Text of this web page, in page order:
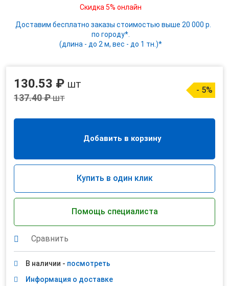
Скидка 5% онлайн
Доставим бесплатно заказы стоимостью выше 20 000 р.
по городу*.
(длина - до 2 м, вес - до 1 тн.)*
130.53 ₽ шт
137.40 ₽шт
- 5%
Добавить в корзину
Купить в один клик
Помощь специалиста
Сравнить
В наличии - посмотреть
Информация о доставке